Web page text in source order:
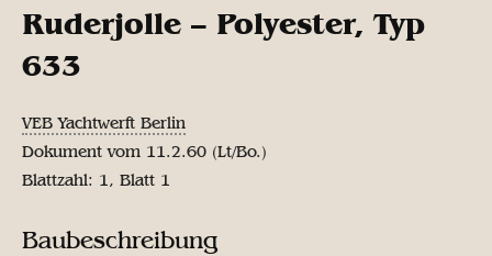
Ruderjolle – Polyester, Typ
633
VEB Yachtwerft Berlin
Dokument vom 11.2.60 (Lt/Bo.)
Blattzahl: 1, Blatt 1
Baubeschreibung